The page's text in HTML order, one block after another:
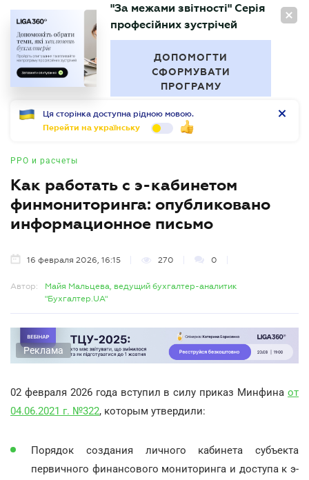
RU
БУХГАЛТЕР
"За межами звітності" Серія
професійних зустрічей
ДОПОМОГТИ
СФОРМУВАТИ
ПРОГРАМУ
Ця сторінка доступна рідною мовою.
Перейти на українську
РРО и расчеты
Как работать с э-кабинетом
финмониторинга: опубликовано
информационное письмо
16 февраля 2026, 16:15 270 0
Автор:
Майя Мальцева, ведущий бухгалтер-аналитик
"Бухгалтер.UA"
Реклама
02 февраля 2026 года вступил в силу приказ Минфина от
04.06.2021 г. №322, которым утвердили:
Порядок создания личного кабинета субъекта
первичного финансового мониторинга и доступа к э-